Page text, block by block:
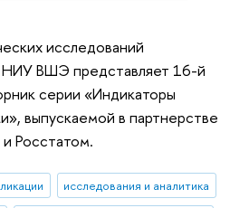
исследований
НИУ ВШЭ представляет 16-й
серии «Индикаторы
выпускаемой в партнерстве
Росстатом.
исследования и аналитика